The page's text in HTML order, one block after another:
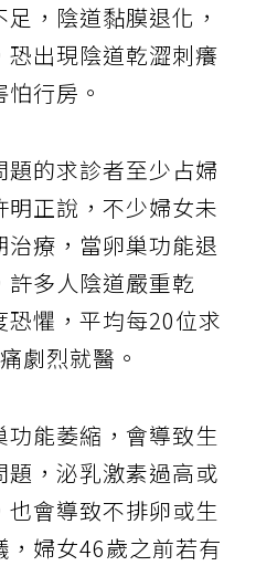
，陰道黏膜退化，
出現陰道乾澀刺癢
行房。
題的求診者至少占婦
正說，不少婦女未
療，當卵巢功能退
多人陰道嚴重乾
懼，平均每20位求
劇烈就醫。
能萎縮，會導致生
，泌乳激素過高或
會導致不排卵或生
婦女46歲之前若有